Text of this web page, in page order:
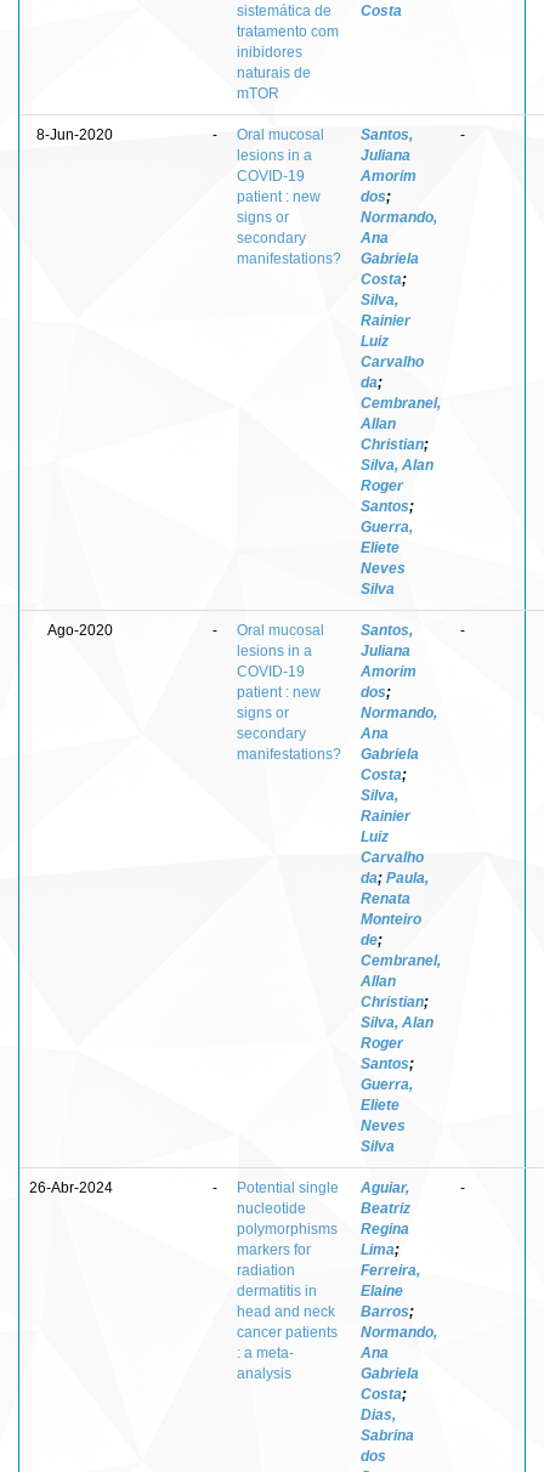
sistemática de
tratamento com
inibidores
naturais de
mTOR
Costa
8-Jun-2020 -
Oral mucosal
lesions in a
COVID-19
patient : new
signs or
secondary
manifestations?
Santos,
Juliana
Amorim
dos;
Normando,
Ana
Gabriela
Costa;
Silva,
Rainier
Luiz
Carvalho
da;
Cembranel,
Allan
Christian;
Silva, Alan
Roger
Santos;
Guerra,
Eliete
Neves
Silva
-
Ago-2020 -
Oral mucosal
lesions in a
COVID-19
patient : new
signs or
secondary
manifestations?
Santos,
Juliana
Amorim
dos;
Normando,
Ana
Gabriela
Costa;
Silva,
Rainier
Luiz
Carvalho
da; Paula,
Renata
Monteiro
de;
Cembranel,
Allan
Christian;
Silva, Alan
Roger
Santos;
Guerra,
Eliete
Neves
Silva
-
26-Abr-2024 -
Potential single
nucleotide
polymorphisms
markers for
radiation
dermatitis in
head and neck
cancer patients
: a meta-
analysis
Aguiar,
Beatriz
Regina
Lima;
Ferreira,
Elaine
Barros;
Normando,
Ana
Gabriela
Costa;
Dias,
Sabrina
dos
-